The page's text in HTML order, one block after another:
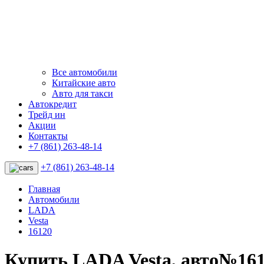
Все автомобили
Китайские авто
Авто для такси
Автокредит
Трейд ин
Акции
Контакты
+7 (861) 263-48-14
+7 (861) 263-48-14
Главная
Автомобили
LADA
Vesta
16120